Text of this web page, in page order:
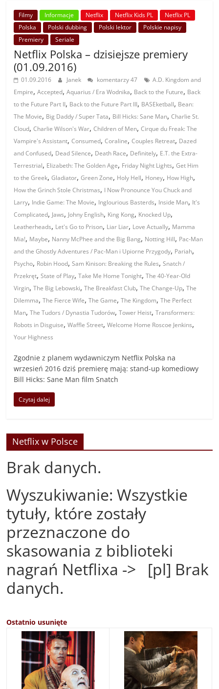
Filmy Informacje Netflix Netflix Kids PL
Netflix PL
Polska
Polski dubbing Polski lektor
Polskie napisy
Premiery
Seriale
Netflix Polska – dzisiejsze premiery
(01.09.2016)
01.09.2016 Janek komentarzy 47
A.D. Kingdom and
Empire,Accepted,Aquarius / Era Wodnika, Back to the Future, Back
to the Future Part II, Back to the Future Part III, BASEketball, Bean:
The Movie, Big Daddy / Super Tata, Bill Hicks: Sane Man,Charlie St.
Cloud,Charlie Wilson's War,Children of Men,Cirque du Freak: The
Vampire's Assistant,Consumed,Coraline,Couples Retreat, Dazed
and Confused, Dead Silence, Death Race, Definitely, E.T. the Extra-
Terrestrial, Elizabeth: The Golden Age, Friday Night Lights,Get Him
to the Greek,Gladiator,Green Zone, Holy Hell, Honey, How High,
How the Grinch Stole Christmas, I Now Pronounce You Chuck and
Larry, Indie Game: The Movie, Inglourious Basterds, Inside Man, It's
Complicated, Jaws, Johny English, King Kong, Knocked Up,
Leatherheads, Let's Go to Prison, Liar Liar, Love Actually, Mamma
Mia!, Maybe, Nanny McPhee and the Big Bang, Notting Hill, Pac-Man
and the Ghostly Adventures / Pac-Man i Upiorne Przygody, Pariah,
Psycho, Robin Hood,Sam Kinison: Breaking the Rules,Snatch /
Przekręt,State of Play,Take Me Home Tonight,The 40-Year-Old
Virgin,The Big Lebowski,The Breakfast Club,The Change-Up,The
Dilemma,The Fierce Wife,The Game,The Kingdom,The Perfect
Man,The Tudors / Dynastia Tudorów,Tower Heist,Transformers:
Robots in Disguise,Waffle Street,Welcome Home Roscoe Jenkins,
Your Highness
Zgodnie z planem wydawniczym Netflix Polska na
wrzesień 2016 dziś premierę mają: stand-up komediowy
Bill Hicks: Sane Man film Snatch
Czytaj dalej
Netflix w Polsce
Brak danych.
Wyszukiwanie: Wszystkie
tytuły, które zostały
przeznaczone do
skasowania z biblioteki
nagrań Netflixa -> [pl] Brak
danych.
Ostatnio usunięte